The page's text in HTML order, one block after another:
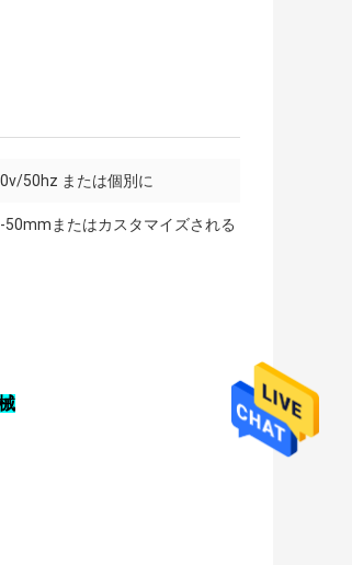
50hz または個別に
50mmまたはカスタマイズされる